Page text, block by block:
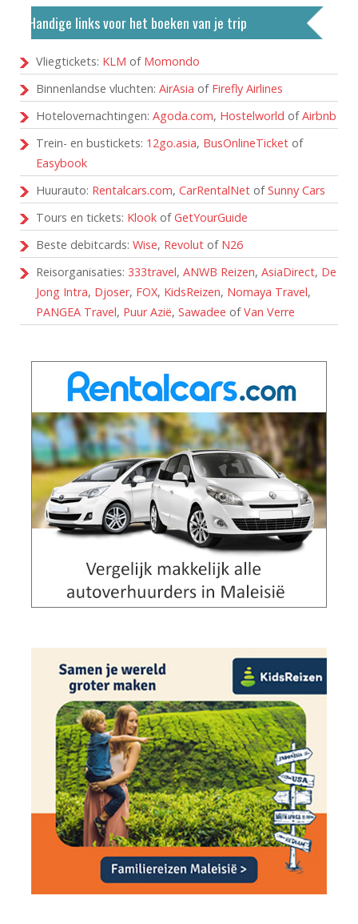
Handige links voor het boeken van je trip
Vliegtickets: KLM of Momondo
Binnenlandse vluchten: AirAsia of Firefly Airlines
Hotelovernachtingen: Agoda.com, Hostelworld ofAirbnb
Trein- en bustickets: 12go.asia, BusOnlineTicket of
Easybook
Huurauto: Rentalcars.com, CarRentalNet ofSunny Cars
Tours en tickets: Klook ofGetYourGuide
Beste debitcards: Wise, Revolut of N26
Reisorganisaties: 333travel, ANWB Reizen, AsiaDirect, De
Jong Intra, Djoser, FOX, KidsReizen, Nomaya Travel,
PANGEA Travel, Puur Azië, Sawadee ofVan Verre